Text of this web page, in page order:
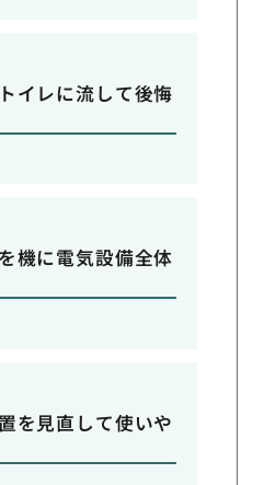
イレに流して後悔
機に電気設備全体
を見直して使いや